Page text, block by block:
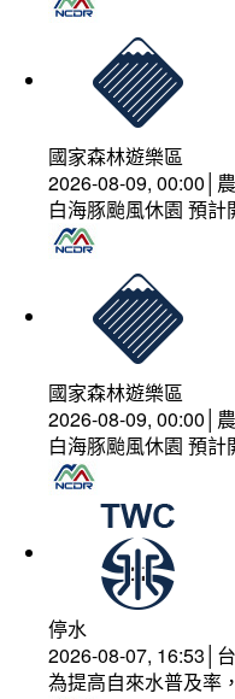
國家森林遊樂區
2026-08-09, 00:00│
白海豚颱風休園 預
國家森林遊樂區
2026-08-09, 00:00│
白海豚颱風休園 預
停水
2026-08-07, 16:53│
為提高自來水普及率